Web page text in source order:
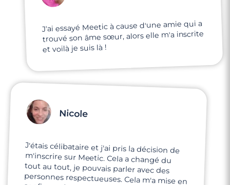
J'ai essayé Meetic à cause d'une amie qui a
trouvé son âme sœur, alors elle m'a inscrite
et voilà je suis là !
Nicole
J'étais célibataire et j'ai pris la décision de
m'inscrire sur Meetic. Cela a changé du
tout au tout, je pouvais parler avec des
personnes respectueuses. Cela m'a mise en
confiance, je me sens maintenant prête